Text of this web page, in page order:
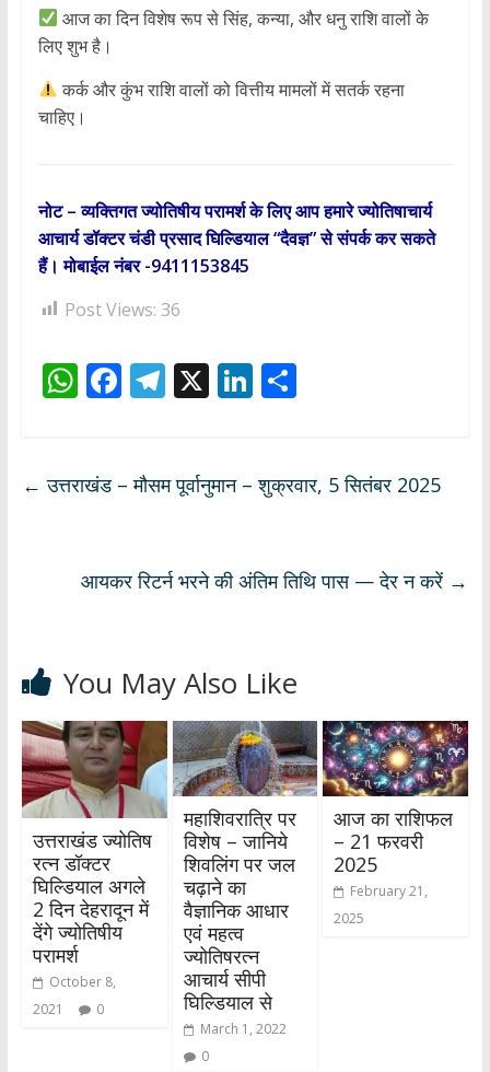
आज का दिन विशेष रूप से सिंह, कन्या, और धनु राशि वालों के
लिए शुभ है।
कर्क और कुंभ राशि वालों को वित्तीय मामलों में सतर्क रहना
चाहिए।
नोट – व्यक्तिगत ज्योतिषीय परामर्श के लिए आप हमारे ज्योतिषाचार्य
आचार्य डॉक्टर चंडी प्रसाद घिल्डियाल “दैवज्ञ” से संपर्क कर सकते
हैं। मोबाईल नंबर -9411153845
Post Views: 36
W
s
p
F
b
k
T
gr
X Li
e
S
e
← उत्तराखंड – मौसम पूर्वानुमान – शुक्रवार, 5 सितंबर 2025
आयकर रिटर्न भरने की अंतिम तिथि पास — देर न करें →
You May Also Like
उत्तराखंड ज्योतिष
रत्न डॉक्टर
घिल्डियाल अगले
2 दिन देहरादून में
देंगे ज्योतिषीय
परामर्श
October 8,
2021
0
महाशिवरात्रि पर
विशेष – जानिये
शिवलिंग पर जल
चढ़ाने का
वैज्ञानिक आधार
एवं महत्व
ज्योतिषरत्न
आचार्य सीपी
घिल्डियाल से
March 1, 2022
0
आज का राशिफल
– 21 फरवरी
2025
February 21,
2025